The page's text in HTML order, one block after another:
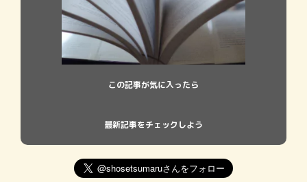
この記事が気に入ったら
最新記事をチェックしよう